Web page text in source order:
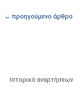
← προηγούμενο άρθρο
Ιστορικό αναρτήσεων
υ